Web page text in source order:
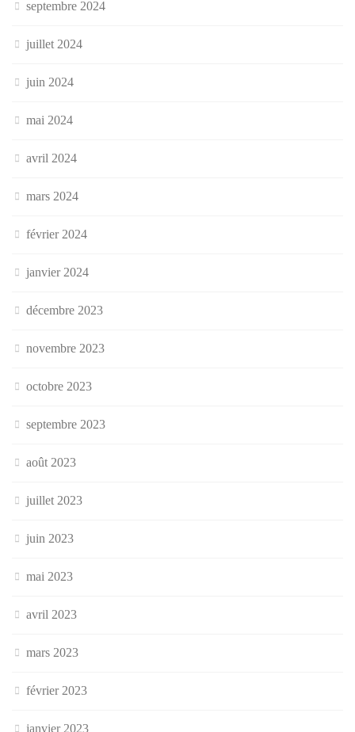
septembre 2024
juillet 2024
juin 2024
mai 2024
avril 2024
mars 2024
février 2024
janvier 2024
décembre 2023
novembre 2023
octobre 2023
septembre 2023
août 2023
juillet 2023
juin 2023
mai 2023
avril 2023
mars 2023
février 2023
janvier 2023